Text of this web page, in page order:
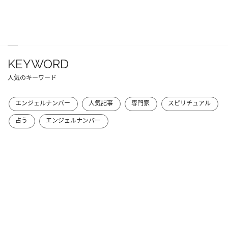
KEYWORD
人気のキーワード
エンジェルナンバー 人気記事 専門家
スピリチュアル
占う
エンジェルナンバー